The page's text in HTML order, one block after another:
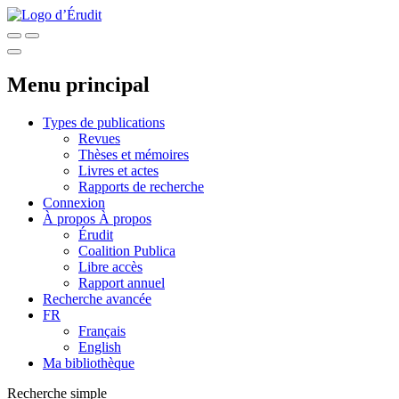
Menu principal
Types de publications
Revues
Thèses et mémoires
Livres et actes
Rapports de recherche
Connexion
À propos À propos
Érudit
Coalition Publica
Libre accès
Rapport annuel
Recherche avancée
FR
Français
English
Ma bibliothèque
Recherche simple